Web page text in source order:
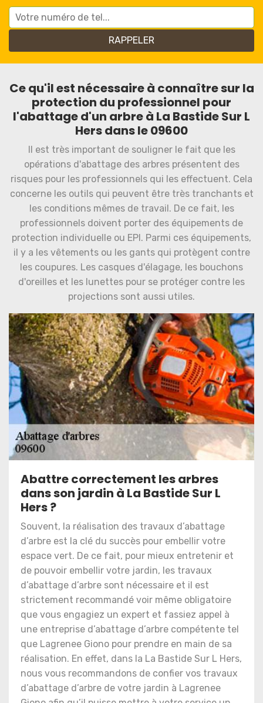
Ce qu'il est nécessaire à connaître sur la
protection du professionnel pour
l'abattage d'un arbre à La Bastide Sur L
Hers dans le 09600
Il est très important de souligner le fait que les
opérations d'abattage des arbres présentent des
risques pour les professionnels qui les effectuent. Cela
concerne les outils qui peuvent être très tranchants et
les conditions mêmes de travail. De ce fait, les
professionnels doivent porter des équipements de
protection individuelle ou EPI. Parmi ces équipements,
il y a les vêtements ou les gants qui protègent contre
les coupures. Les casques d'élagage, les bouchons
d'oreilles et les lunettes pour se protéger contre les
projections sont aussi utiles.
Abattre correctement les arbres
dans son jardin à La Bastide Sur L
Hers ?
Souvent, la réalisation des travaux d’abattage
d’arbre est la clé du succès pour embellir votre
espace vert. De ce fait, pour mieux entretenir et
de pouvoir embellir votre jardin, les travaux
d’abattage d’arbre sont nécessaire et il est
strictement recommandé voir même obligatoire
que vous engagiez un expert et fassiez appel à
une entreprise d’abattage d’arbre compétente tel
que Lagrenee Giono pour prendre en main de sa
réalisation. En effet, dans la La Bastide Sur L Hers,
nous vous recommandons de confier vos travaux
d’abattage d’arbre de votre jardin à Lagrenee